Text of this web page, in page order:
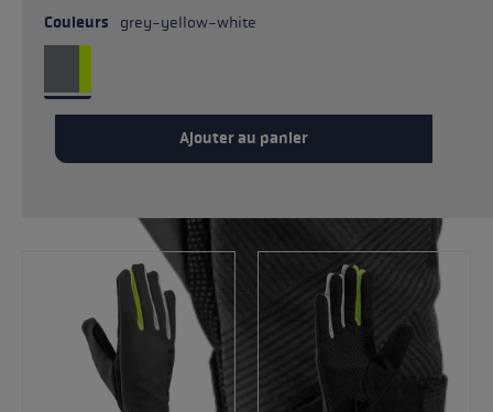
Couleurs grey-yellow-white
Ajouter au panier